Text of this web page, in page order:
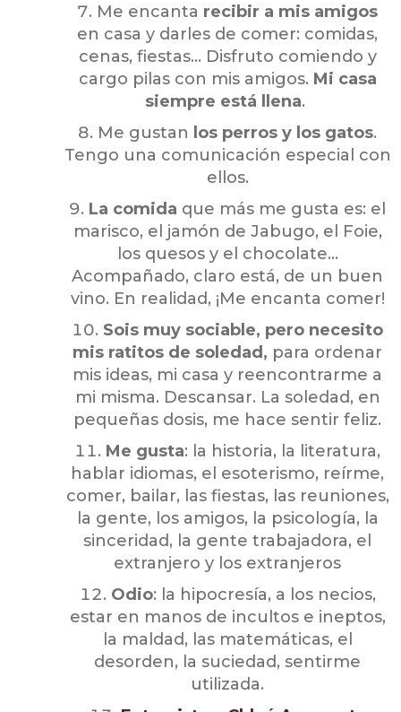
Me encanta recibir a mis amigos
en casa y darles de comer: comidas,
cenas, fiestas… Disfruto comiendo y
cargo pilas con mis amigos. Mi casa
siempre está llena.
Me gustan los perros y los gatos.
Tengo una comunicación especial con
ellos.
La comida que más me gusta es: el
marisco, el jamón de Jabugo, el Foie,
los quesos y el chocolate…
Acompañado, claro está, de un buen
vino. En realidad, ¡Me encanta comer!
Sois muy sociable, pero necesito
mis ratitos de soledad, para ordenar
mis ideas, mi casa y reencontrarme a
mi misma. Descansar. La soledad, en
pequeñas dosis, me hace sentir feliz.
Me gusta: la historia, la literatura,
hablar idiomas, el esoterismo, reírme,
comer, bailar, las fiestas, las reuniones,
la gente, los amigos, la psicología, la
sinceridad, la gente trabajadora, el
extranjero y los extranjeros
Odio: la hipocresía, a los necios,
estar en manos de incultos e ineptos,
la maldad, las matemáticas, el
desorden, la suciedad, sentirme
utilizada.